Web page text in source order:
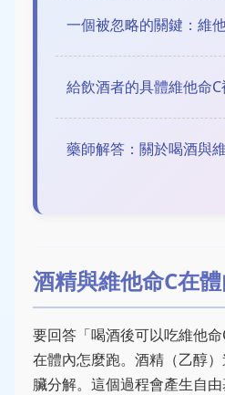
一個被忽略的關鍵：維
給飲酒者的具體維他命
藥師解答：關於喝酒與
酒精與維他命C在
要回答「喝酒後可以吃維他
在體內怎麼跑。酒精（乙醇
臟分解。這個過程會產生自